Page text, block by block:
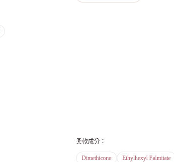
柔軟成分 ：
Dimethicone Ethylhexyl Palmitate